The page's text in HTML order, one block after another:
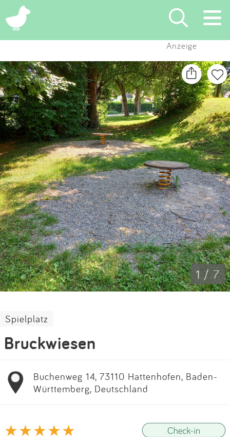
×
Suchen
Eintragen
App
Blog
Partner
Kontakt
Impressum
Anmelden
Anzeige
1 / 7
Spielplatz
Bruckwiesen
Buchenweg 14, 73110 Hattenhofen, Baden-
Württemberg, Deutschland